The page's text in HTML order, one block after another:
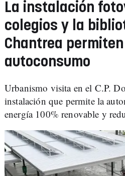
La instalación
colegios y la
Chantrea permiten
autoconsumo
Urbanismo visita en el C.P.
instalación que permite la
energía 100% renovable y